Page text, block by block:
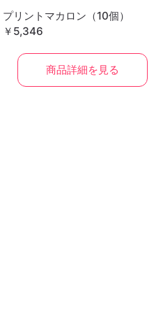
プリントマカロン（10個）
￥5,346
商品詳細を見る